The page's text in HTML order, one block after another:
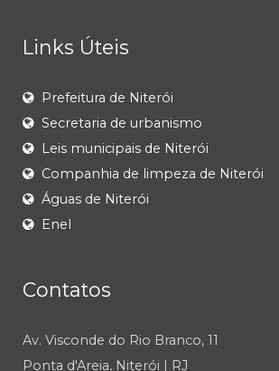
Links Úteis
Prefeitura de Niterói
Secretaria de urbanismo
Leis municipais de Niterói
Companhia de limpeza de Niterói
Águas de Niterói
Enel
Contatos
Av. Visconde do Rio Branco, 11
Ponta d'Areia, Niterói | RJ